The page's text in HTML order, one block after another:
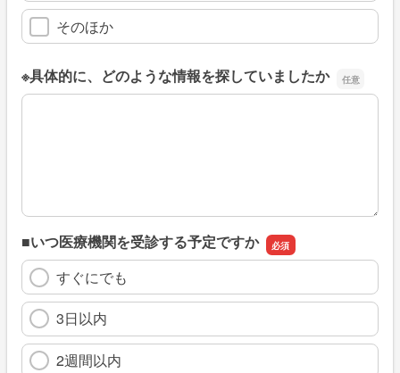
そのほか
※具体的に、どのような情報を探していましたか
※具体的に、どのような情報を探していましたか
■いつ医療機関を受診する予定ですか
すぐにでも
3日以内
2週間以内